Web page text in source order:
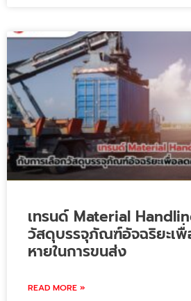
เทรนด์ Material
วัสดุบรรจุภัณฑ์อัจฉริยะเพื่
หายในการขนส่ง
READ MORE »